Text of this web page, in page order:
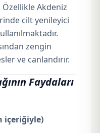
Akdeniz
cilt yenileyici
zengin
ve canlandırır.
Faydaları
içeriğiyle)